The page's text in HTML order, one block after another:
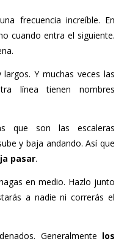
frecuencia increíble. En
cuando entra el siguiente.
Y muchas veces las
línea tienen nombres
que son las escaleras
y baja andando. Así que
pasar.
en medio. Hazlo junto
a nadie ni correrás el
Generalmente los